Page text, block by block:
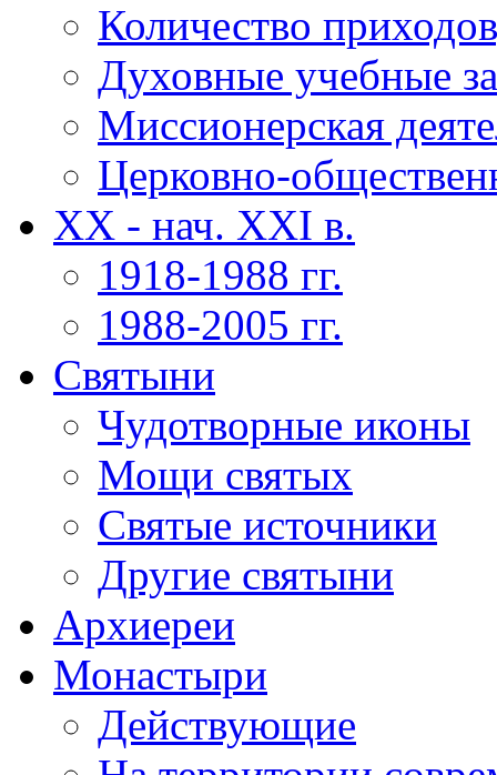
Количество
Духовные учебные
Миссионерская
Церковно-
XX - нач. XXI в.
1918-1988 гг.
1988-2005 гг.
Святыни
Чудотворные иконы
Мощи святых
Святые источники
Другие святыни
Архиереи
Монастыри
Действующие